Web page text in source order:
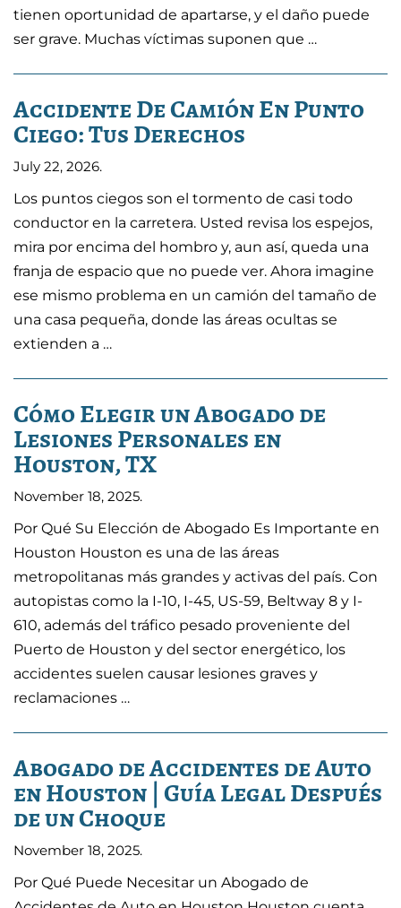
tienen oportunidad de apartarse, y el daño puede
ser grave. Muchas víctimas suponen que …
Accidente De Camión En Punto
Ciego: Tus Derechos
July 22, 2026.
Los puntos ciegos son el tormento de casi todo
conductor en la carretera. Usted revisa los espejos,
mira por encima del hombro y, aun así, queda una
franja de espacio que no puede ver. Ahora imagine
ese mismo problema en un camión del tamaño de
una casa pequeña, donde las áreas ocultas se
extienden a …
Cómo Elegir un Abogado de
Lesiones Personales en
Houston, TX
November 18, 2025.
Por Qué Su Elección de Abogado Es Importante en
Houston Houston es una de las áreas
metropolitanas más grandes y activas del país. Con
autopistas como la I-10, I-45, US-59, Beltway 8 y I-
610, además del tráfico pesado proveniente del
Puerto de Houston y del sector energético, los
accidentes suelen causar lesiones graves y
reclamaciones …
Abogado de Accidentes de Auto
en Houston | Guía Legal Después
de un Choque
November 18, 2025.
Por Qué Puede Necesitar un Abogado de